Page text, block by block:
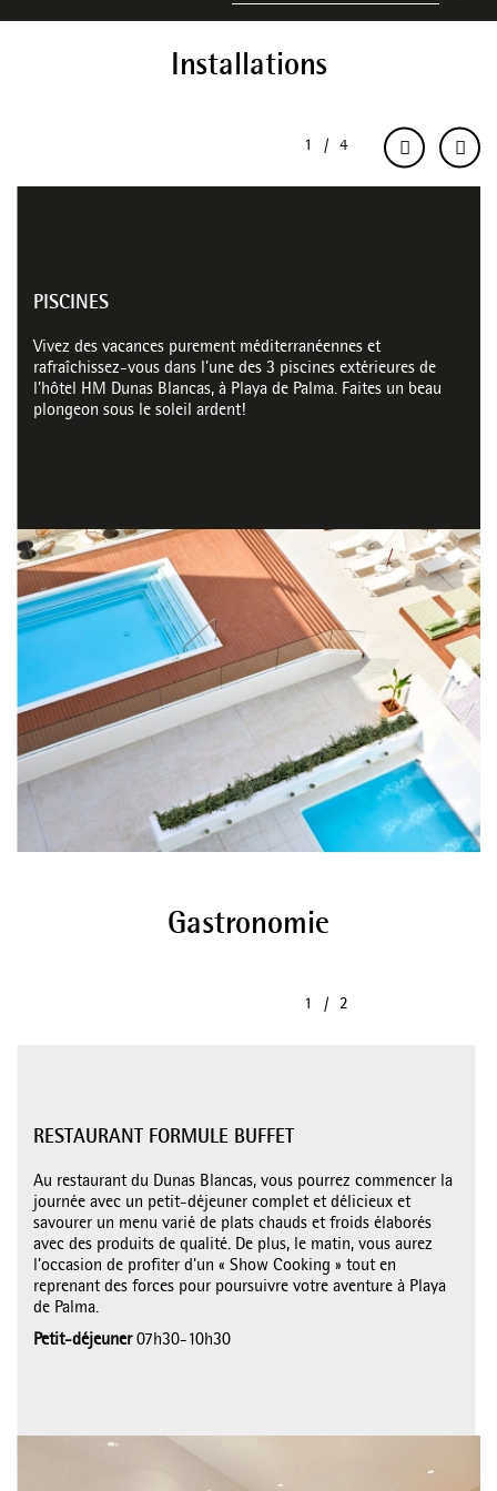
Installations
PISCINES
Vivez des vacances purement méditerranéennes et
rafraîchissez-vous dans l’une des 3 piscines extérieures de
l’hôtel HM Dunas Blancas, à Playa de Palma. Faites un beau
plongeon sous le soleil ardent!
Gastronomie
RESTAURANT FORMULE BUFFET
Au restaurant du Dunas Blancas, vous pourrez commencer la
journée avec un petit-déjeuner complet et délicieux et
savourer un menu varié de plats chauds et froids élaborés
avec des produits de qualité. De plus, le matin, vous aurez
l’occasion de profiter d’un « Show Cooking » tout en
reprenant des forces pour poursuivre votre aventure à Playa
de Palma.
Petit-déjeuner07h30-10h30